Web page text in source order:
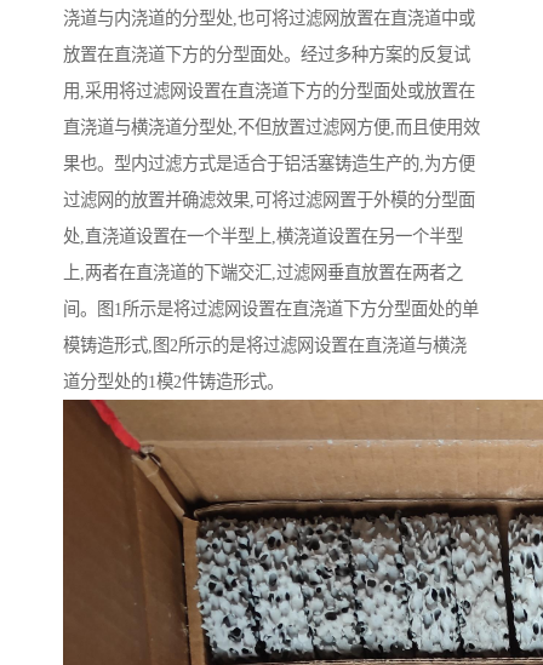
浇道与内浇道的分型处,也可将过滤网放置在直浇道中或
放置在直浇道下方的分型面处。经过多种方案的反复试
用,采用将过滤网设置在直浇道下方的分型面处或放置在
直浇道与横浇道分型处,不但放置过滤网方便,而且使用效
果也。型内过滤方式是适合于铝活塞铸造生产的,为方便
过滤网的放置并确滤效果,可将过滤网置于外模的分型面
处,直浇道设置在一个半型上,横浇道设置在另一个半型
上,两者在直浇道的下端交汇,过滤网垂直放置在两者之
间。图1所示是将过滤网设置在直浇道下方分型面处的单
模铸造形式,图2所示的是将过滤网设置在直浇道与横浇
道分型处的1模2件铸造形式。